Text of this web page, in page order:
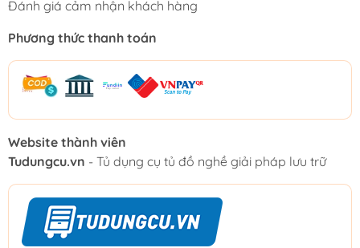
Đánh giá cảm nhận khách hàng
Phương thức thanh toán
Website thành viên
Tudungcu.vn - Tủ dụng cụ tủ đồ nghề giải pháp lưu trữ